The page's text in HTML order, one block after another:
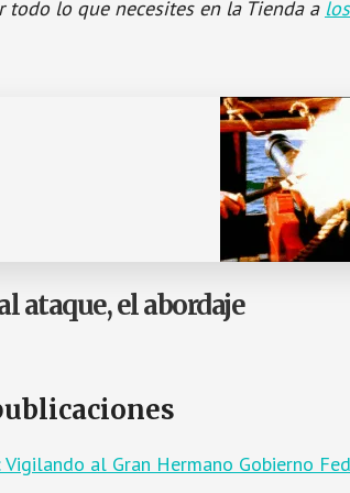
todo lo que necesites en la Tienda a
ataque, el abordaje
Vigilando al Gran Hermano Gobierno